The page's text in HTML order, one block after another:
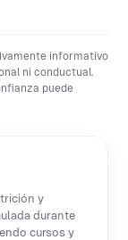
informativo
ni conductual.
puede
y
durante
cursos y